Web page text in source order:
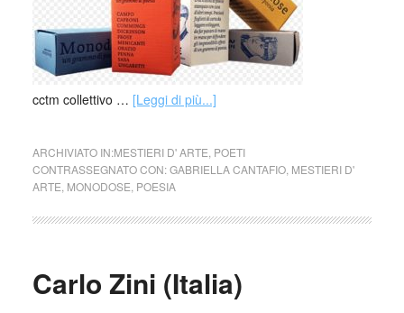
cctm collettivo … [Leggi di più...]
ARCHIVIATO IN:MESTIERI D' ARTE POETI
CONTRASSEGNATO CON:GABRIELLA CANTAFIO, MESTIERI D'
ARTE MONODOSE POESIA
Carlo Zini (Italia)